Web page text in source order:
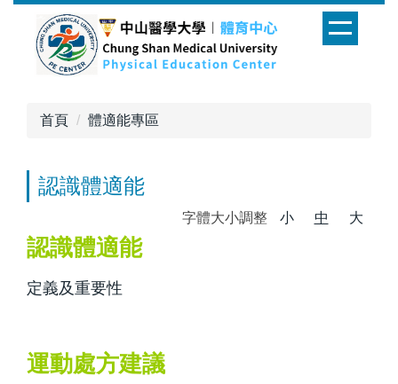
首頁 體適能專區
認識體適能
字體大小調整 小 中 大
認識體適能
定義及重要性
運動處方建議